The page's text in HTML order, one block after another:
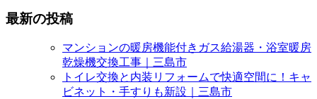
最新の投稿
マンションの暖房機能付きガス給湯器・浴室暖房
乾燥機交換工事｜三島市
トイレ交換と内装リフォームで快適空間に！キャ
ビネット・手すりも新設｜三島市